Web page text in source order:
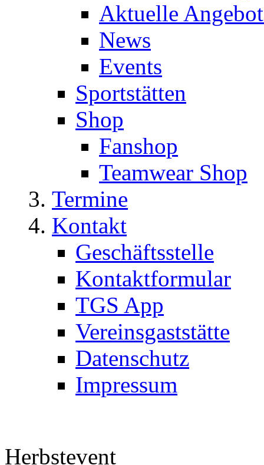
Aktuelle
News
Events
Sportstätten
Shop
Fanshop
Teamwear Shop
Termine
Kontakt
Geschäftsstelle
Kontaktformular
TGS App
Vereinsgaststätte
Datenschutz
Impressum
Herbstevent